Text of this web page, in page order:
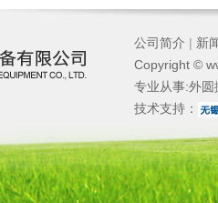
公司简介 | 新
Copyright ©
专业从事:外圆
技术支持：